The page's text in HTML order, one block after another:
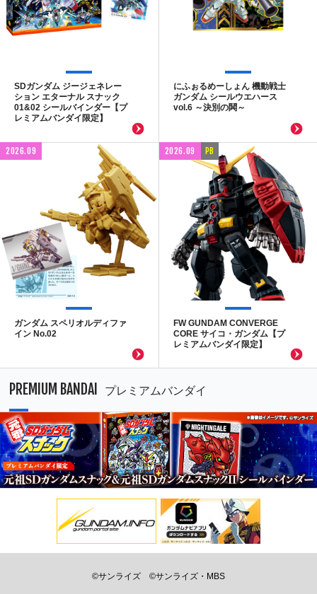
SDガンダム ジージェネレー
ション エターナル スナック
01&02 シールバインダー【プ
レミアムバンダイ限定】
にふぉるめーしょん 機動戦士
ガンダム シールウエハース
vol.6 ～決別の鬨～
2026.09
ガンダム スペリオルディファ
イン No.02
2026.09 PB
FW GUNDAM CONVERGE
CORE サイコ・ガンダム【プ
レミアムバンダイ限定】
PREMIUM BANDAI プレミアムバンダイ
©サンライズ ©サンライズ・MBS